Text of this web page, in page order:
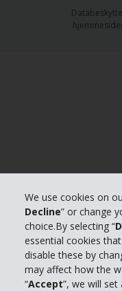
We use cookies on
Decline” or change
choice.By selecting “
essential cookies
disable these by
may affect how the
“Accept”, we will